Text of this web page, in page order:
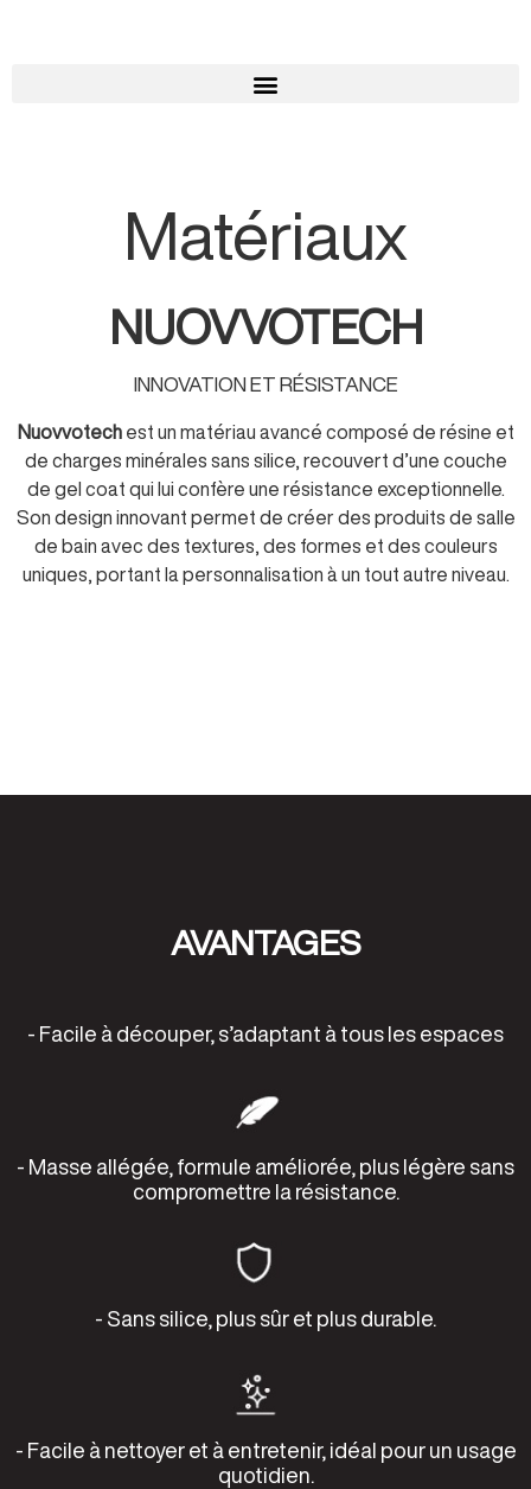
Matériaux
NUOVVOTECH
INNOVATION ET RÉSISTANCE
Nuovvotechest un matériau avancé composé de résine et
de charges minérales sans silice, recouvert d’une couche
de gel coat qui lui confère une résistance exceptionnelle.
Son design innovant permet de créer des produits de salle
de bain avec des textures, des formes et des couleurs
uniques, portant la personnalisation à un tout autre niveau.
AVANTAGES
- Facile à découper, s’adaptant à tous les espaces
- Masse allégée, formule améliorée, plus légère sans
compromettre la résistance.
- Sans silice, plus sûr et plus durable.
- Facile à nettoyer et à entretenir, idéal pour un usage
quotidien.